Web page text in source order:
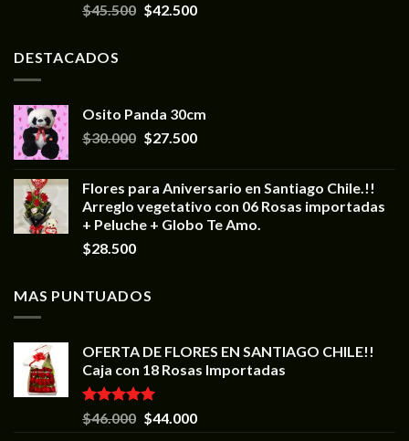
$45.500 $42.500
DESTACADOS
Osito Panda 30cm
$30.000 $27.500
Flores para Aniversario en Santiago Chile.!!
Arreglo vegetativo con 06 Rosas importadas
+ Peluche + Globo Te Amo.
$28.500
MAS PUNTUADOS
OFERTA DE FLORES EN SANTIAGO CHILE!!
Caja con 18 Rosas Importadas
Valorado en
5.00
$46.000 $44.000